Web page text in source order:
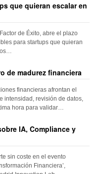
que quieran escalar en
de Éxito, abre el plazo
para startups que quieran
de madurez financiera
financieras afrontan el
intensidad, revisión de datos,
hora para validar…
IA, Compliance y
sin coste en el evento
Financiera’,